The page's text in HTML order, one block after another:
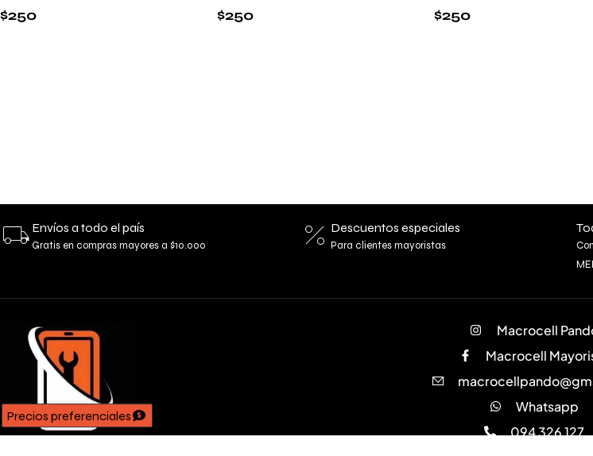
$250
$250
$250
Envíos a todo el país
Gratis en compras mayores a $10.000
Descuentos especiales
Para clientes mayoristas
Macrocell
Macrocell
Whatsapp
094 326 127
Precios preferenciales